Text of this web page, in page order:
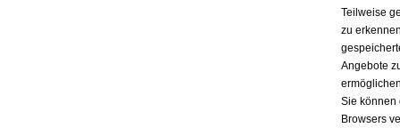
Teilweise
zu
Angebote
Sie können
Browsers